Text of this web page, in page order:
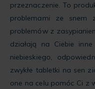
przeznaczenie. To
problemami ze snem
problemów z
działają na Ciebie
niebieskiego,
zwykłe tabletki na sen
one na celu pomóc Ci z